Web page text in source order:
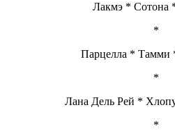
Лакмэ * Сотона
*
Парцелла * Тамми
*
Лана Дель Рей *
*